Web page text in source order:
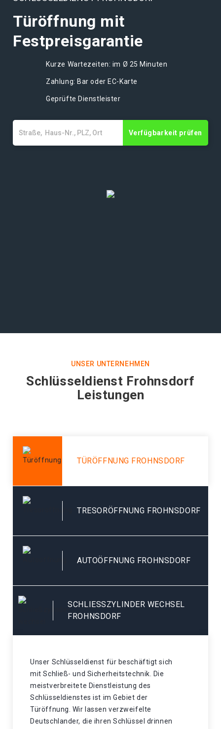
Türöffnung mit
Festpreisgarantie
Kurze Wartezeiten: im Ø 25 Minuten
Zahlung: Bar oder EC-Karte
Geprüfte Dienstleister
Verfügbarkeit prüfen
UNSER UNTERNEHMEN
Schlüsseldienst Frohnsdorf
Leistungen
TÜRÖFFNUNG FROHNSDORF
TRESORÖFFNUNG FROHNSDORF
AUTOÖFFNUNG FROHNSDORF
SCHLIESSZYLINDER WECHSEL F
ROHNSDORF
Unser Schlüsseldienst für beschäftigt sich
mit Schließ- und Sicherheitstechnik. Die
meistverbreitete Dienstleistung des
Schlüsseldienstes ist im Gebiet der
Türöffnung. Wir lassen verzweifelte
Deutschlander, die ihren Schlüssel drinnen